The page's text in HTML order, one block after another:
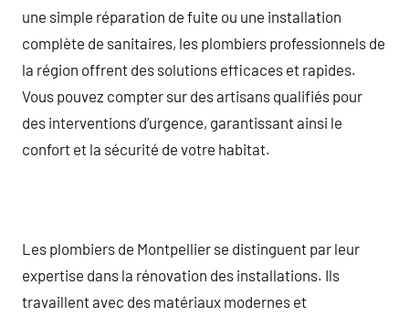
une simple réparation de fuite ou une installation
complète de sanitaires, les plombiers professionnels de
la région offrent des solutions efficaces et rapides.
Vous pouvez compter sur des artisans qualifiés pour
des interventions d’urgence, garantissant ainsi le
confort et la sécurité de votre habitat.
Les plombiers de Montpellier se distinguent par leur
expertise dans la rénovation des installations. Ils
travaillent avec des matériaux modernes et